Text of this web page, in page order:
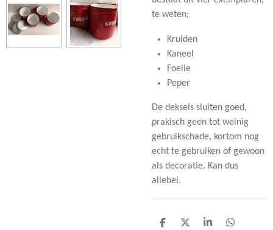
te weten;
Kruiden
Kaneel
Foelie
Peper
De deksels sluiten goed,
prakisch geen tot weinig
gebruikschade, kortom nog
echt te gebruiken of gewoon
als decoratie. Kan dus
allebei.
D D S D